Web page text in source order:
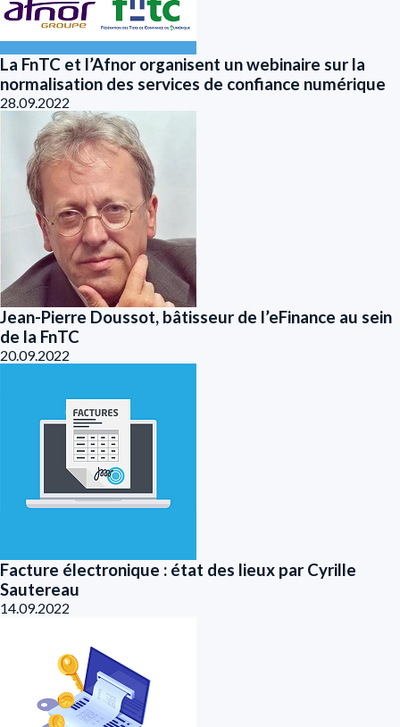
La FnTC et l’Afnor organisent un webinaire sur la
normalisation des services de confiance numérique
28.09.2022
Jean-Pierre Doussot, bâtisseur de l’eFinance au sein
de la FnTC
20.09.2022
Facture électronique : état des lieux par Cyrille
Sautereau
14.09.2022